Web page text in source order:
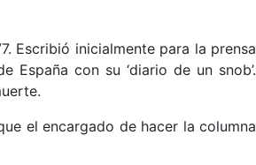
Escribió inicialmente para la prensa
con su ‘diario de un snob’.
el encargado de hacer la columna